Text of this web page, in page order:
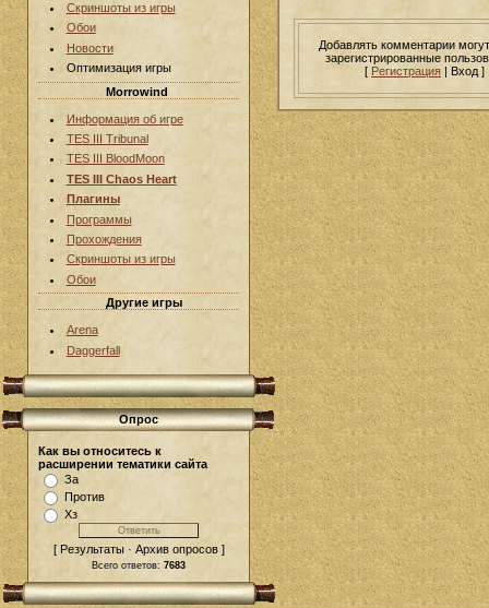
Скриншоты из игры
Обои
Новости
Оптимизация игры
Morrowind
Информация об игре
TES III Tribunal
TES III BloodMoon
TES III Chaos Heart
Плагины
Программы
Прохождения
Скриншоты из игры
Обои
Другие игры
Arena
Daggerfall
Опрос
Как вы относитесь к
расширении тематики сайта
За
Против
Хз
[ Результаты · Архив опросов ]
Всего ответов: 7683
Добавлять комментарии
зарегистрированные
[ Регистрация | Вход ]